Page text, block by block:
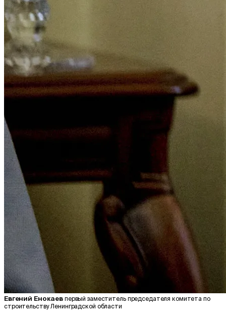
Евгений Енокаев первый заместитель председателя комитета по
строительству Ленинградской области